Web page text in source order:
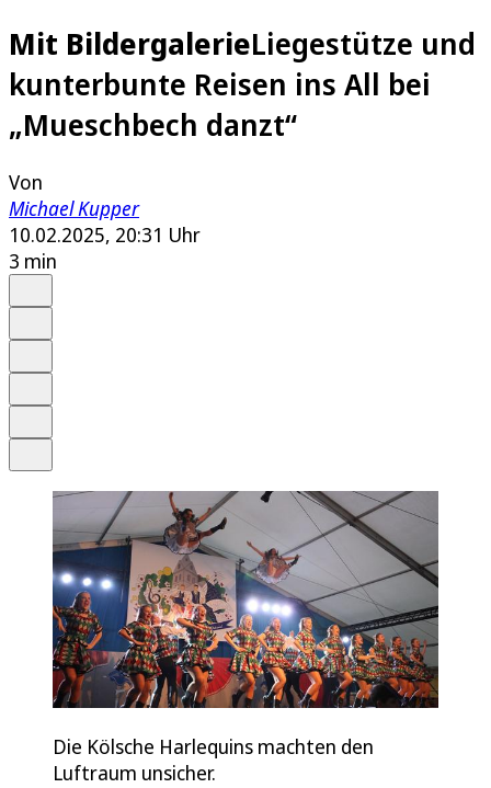
Mit BildergalerieLiegestütze und
kunterbunte Reisen ins All bei
„Mueschbech danzt“
Von
Michael Kupper
10.02.2025, 20:31 Uhr
3 min
Die Kölsche Harlequins machten den
Luftraum unsicher.